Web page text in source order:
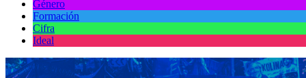
Género
Formación
Cifra
Ideal